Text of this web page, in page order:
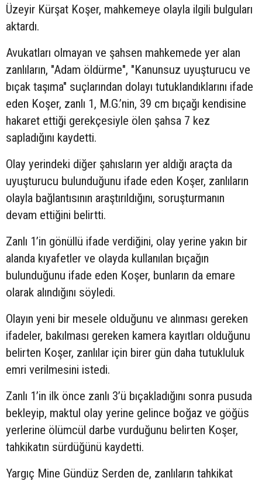
Üzeyir Kürşat Koşer, mahkemeye olayla ilgili bulguları
aktardı.
Avukatları olmayan ve şahsen mahkemede yer alan
zanlıların, "Adam öldürme", "Kanunsuz uyuşturucu ve
bıçak taşıma" suçlarından dolayı tutuklandıklarını ifade
eden Koşer, zanlı 1, M.G.’nin, 39 cm bıçağı kendisine
hakaret ettiği gerekçesiyle ölen şahsa 7 kez
sapladığını kaydetti.
Olay yerindeki diğer şahısların yer aldığı araçta da
uyuşturucu bulunduğunu ifade eden Koşer, zanlıların
olayla bağlantısının araştırıldığını, soruşturmanın
devam ettiğini belirtti.
Zanlı 1’in gönüllü ifade verdiğini, olay yerine yakın bir
alanda kıyafetler ve olayda kullanılan bıçağın
bulunduğunu ifade eden Koşer, bunların da emare
olarak alındığını söyledi.
Olayın yeni bir mesele olduğunu ve alınması gereken
ifadeler, bakılması gereken kamera kayıtları olduğunu
belirten Koşer, zanlılar için birer gün daha tutukluluk
emri verilmesini istedi.
Zanlı 1’in ilk önce zanlı 3’ü bıçakladığını sonra pusuda
bekleyip, maktul olay yerine gelince boğaz ve göğüs
yerlerine ölümcül darbe vurduğunu belirten Koşer,
tahkikatın sürdüğünü kaydetti.
Yargıç Mine Gündüz Serden de, zanlıların tahkikat